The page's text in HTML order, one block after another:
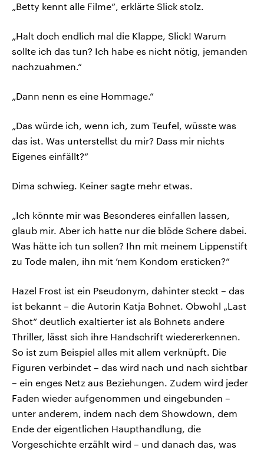
„Betty kennt alle Filme“, erklärte Slick stolz.
„Halt doch endlich mal die Klappe, Slick! Warum
sollte ich das tun? Ich habe es nicht nötig, jemanden
nachzuahmen.“
„Dann nenn es eine Hommage.“
„Das würde ich, wenn ich, zum Teufel, wüsste was
das ist. Was unterstellst du mir? Dass mir nichts
Eigenes einfällt?“
Dima schwieg. Keiner sagte mehr etwas.
„Ich könnte mir was Besonderes einfallen lassen,
glaub mir. Aber ich hatte nur die blöde Schere dabei.
Was hätte ich tun sollen? Ihn mit meinem Lippenstift
zu Tode malen, ihn mit ’nem Kondom ersticken?“
Hazel Frost ist ein Pseudonym, dahinter steckt – das
ist bekannt – die Autorin Katja Bohnet. Obwohl „Last
Shot“ deutlich exaltierter ist als Bohnets andere
Thriller, lässt sich ihre Handschrift wiedererkennen.
So ist zum Beispiel alles mit allem verknüpft. Die
Figuren verbindet – das wird nach und nach sichtbar
– ein enges Netz aus Beziehungen. Zudem wird jeder
Faden wieder aufgenommen und eingebunden –
unter anderem, indem nach dem Showdown, dem
Ende der eigentlichen Haupthandlung, die
Vorgeschichte erzählt wird – und danach das, was